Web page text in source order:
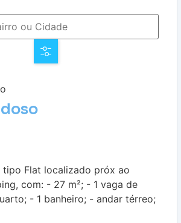
tipo Flat localizado próx ao
com: - 27 m²; - 1 vaga de
- 1 banheiro; - andar térreo;